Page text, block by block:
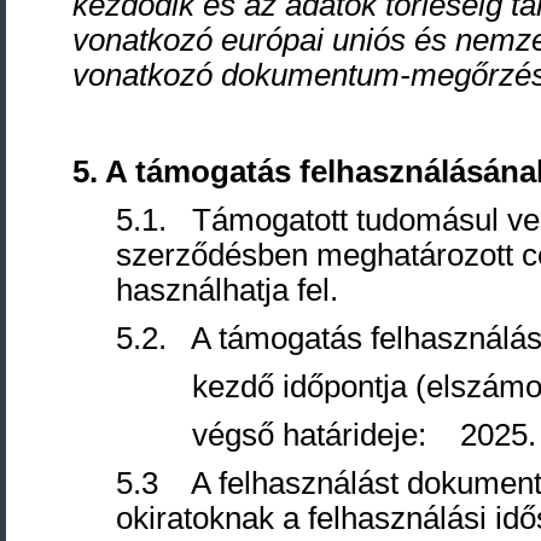
vonatkozó európai uniós és
vonatkozó dokumentum-
5. A támogatás
5.1. Támogatott tudomásul
szerződésben meghatározott
használhatja fel.
5.2. A támogatás
kezdő időpontja
végső határideje: 2025.
5.3 A felhasználást
okiratoknak a felhasználási